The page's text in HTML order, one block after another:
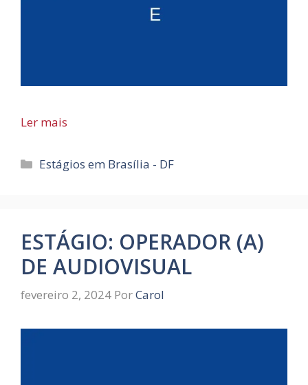
Ler mais
Categorias
Estágios em Brasília - DF
ESTÁGIO: OPERADOR (A)
DE AUDIOVISUAL
fevereiro 2, 2024 PorCarol